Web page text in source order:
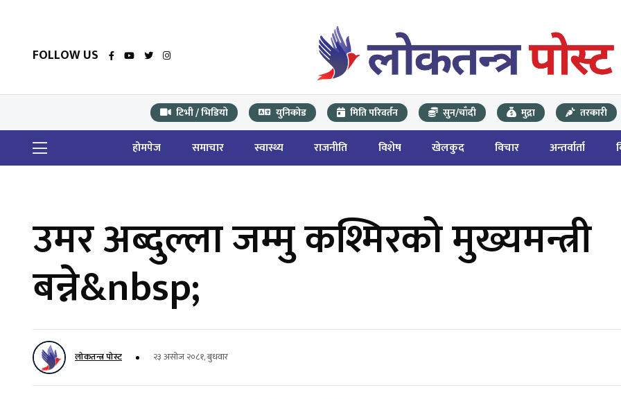
FOLLOW US
टिभी / भिडियो युनिकोड मिति परिवर्तन सुन/चाँदी मुद्रा तरकारी
होमपेज समाचार स्वास्थ्य राजनीति विशेष खेलकुद विचार अन्तर्वार्ता
उमर अब्दुल्ला जम्मु कश्मिरको मुख्यमन्त्री
बन्ने&nbsp;
लोकतन्त्र पोस्ट २३ असोज २०८१, बुधवार